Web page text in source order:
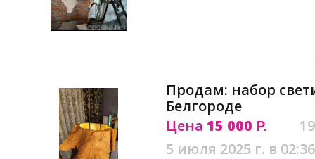
Продам: набор
Белгороде
Цена 15 000 Р.
5 июля 2025 г. в 02:36